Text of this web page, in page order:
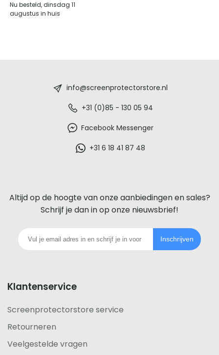
Nu besteld, dinsdag 11
augustus in huis
voor
iedere
telefoon
info@screenprotectorstore.nl
+31 (0)85 - 130 05 94
Facebook Messenger
+31 6 18 41 87 48
Altijd op de hoogte van onze aanbiedingen en sales?
Schrijf je dan in op onze nieuwsbrief!
Inschrijven
Klantenservice
Screenprotectorstore service
Retourneren
Veelgestelde vragen